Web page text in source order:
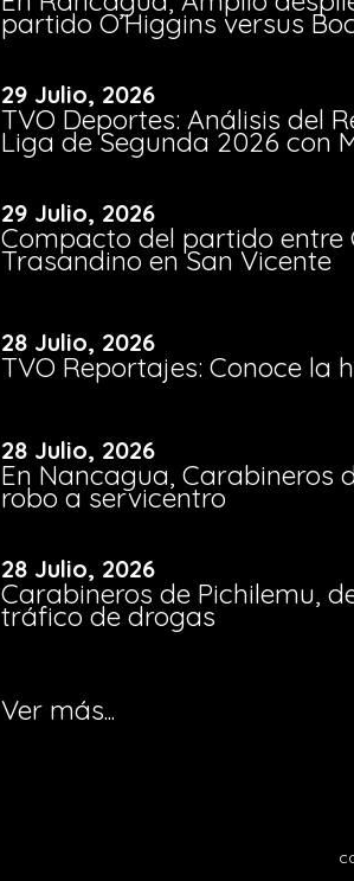
partido O’Higgins versus
29 Julio, 2026
TVO Deportes: Análisis del
Liga de Segunda 2026 con
29 Julio, 2026
Compacto del partido entre
Trasandino en San Vicente
28 Julio, 2026
TVO Reportajes: Conoce la
28 Julio, 2026
En Nancagua, Carabineros
robo a servicentro
28 Julio, 2026
Carabineros de Pichilemu,
tráfico de drogas
Ver más...